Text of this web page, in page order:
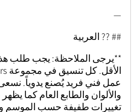
—
## ?? العربية
**يرجى الملاحظة: يجب طلب
عمل فني فريد يُصنع يدوياً.
والألوان والطابع العام كما
تغييرات طفيفة حسب الموسم